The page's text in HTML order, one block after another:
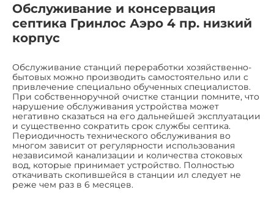
Обслуживание и консервация
септика Гринлос Аэро 4 пр. низкий
корпус
Обслуживание станций переработки хозяйственно-
бытовых можно производить самостоятельно или с
привлечение специально обученных специалистов.
При собственноручной очистке станции помните, что
нарушение обслуживания устройства может
негативно сказаться на его дальнейшей эксплуатации
и существенно сократить срок службы септика.
Периодичность технического обслуживания во
многом зависит от регулярности использования
независимой канализации и количества стоковых
вод, которые принимает устройство. Полностью
откачивать скопившейся в станции ил следует не
реже чем раз в 6 месяцев.